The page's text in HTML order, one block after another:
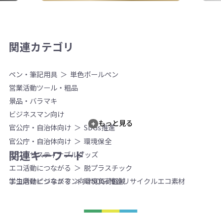
関連カテゴリ
ペン・筆記用具
単色ボールペン
営業活動ツール・粗品
景品・バラマキ
ビジネスマン向け
官公庁・自治体向け
SDGs推進
官公庁・自治体向け
環境保全
エコ・サスティナブルグッズ
エコ活動につながる
脱プラスチック
エコ活動につながる
環境負荷軽減
もっと見る
関連キーワード
学生向けビジネスマン向けSDGs推進リサイクルエコ素材